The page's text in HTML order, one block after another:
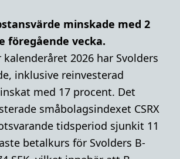
minskade med 2
föregående vecka.
2026 har Svolders
inklusive reinvesterad
med 17 procent. Det
småbolagsindexet CSRX
tidsperiod sjunkit 11
betalkurs för Svolders B-